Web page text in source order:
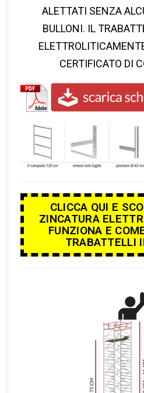
ALETTATI SENZA
BULLONI. IL
CERTIFICATO DI
CLICCA QUI E
ZINCATURA
FUNZIONA E
TRABATTELLI